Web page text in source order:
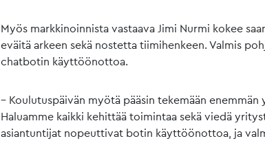
Myös markkinoinnista vastaava Jimi Nurmi kokee
eväitä arkeen sekä nostetta tiimihenkeen. Valmis
chatbotin käyttöönottoa.
– Koulutuspäivän myötä pääsin tekemään
Haluamme kaikki kehittää toimintaa sekä viedä
asiantuntijat nopeuttivat botin käyttöönottoa, ja